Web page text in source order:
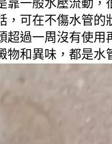
靠一般水壓流動
，可在不傷水管的
超過一周沒有使
物和異味，都是